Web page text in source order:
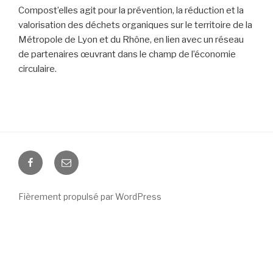
Compost’elles agit pour la prévention, la réduction et la
valorisation des déchets organiques sur le territoire de la
Métropole de Lyon et du Rhône, en lien avec un réseau
de partenaires œuvrant dans le champ de l’économie
circulaire.
Facebook
E-
mail
Fièrement propulsé par WordPress